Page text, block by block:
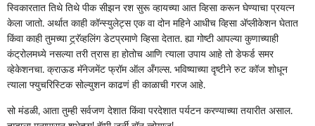
स्विकारतात तिथे तिथे पीक सीझन रश सुरू व्हायच्या आत व्हिसा करून घेण्याचा प्रयत्न
केला जातो. अर्थात काही कॉन्स्युलेट्स एक वा दोन महिने आधीच व्हिसा अ‍ॅप्लीकेशन घेतात
किंवा काही तुमच्या ट्र्रॅव्हलिंग डेटप्रमाणे व्हिसा देतात. ह्या गोष्टी आपल्या कुणाच्याही
कंट्रोलमध्ये नसल्या तरी त्रास हा होतोच आणि त्याला उपाय आहे तो डेफर्ड समर
व्हेकेशनचा. क्राऊड मॅनेजमेंट फ्रॉम ऑल अँगल्स. भविष्याच्या दृष्टीने रुट कॉज शोधून
त्याला फ्युचरिस्टिक सोल्युशन काढणं ही काळाची गरज आहे.
सो मंडळी, आता तुम्ही सर्वजण देशात किंवा परदेशात पर्यटन करण्याच्या तयारीत असाल.